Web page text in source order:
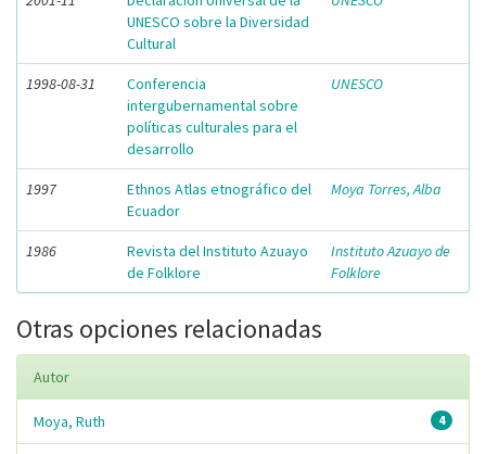
UNESCO sobre la Diversidad
Cultural
1998-08-31
Conferencia
intergubernamental sobre
políticas culturales para el
desarrollo
UNESCO
1997
Ethnos Atlas etnográfico del
Ecuador
Moya Torres, Alba
1986
Revista del Instituto Azuayo
de Folklore
Instituto Azuayo de
Folklore
Otras opciones relacionadas
Autor
4
Moya, Ruth